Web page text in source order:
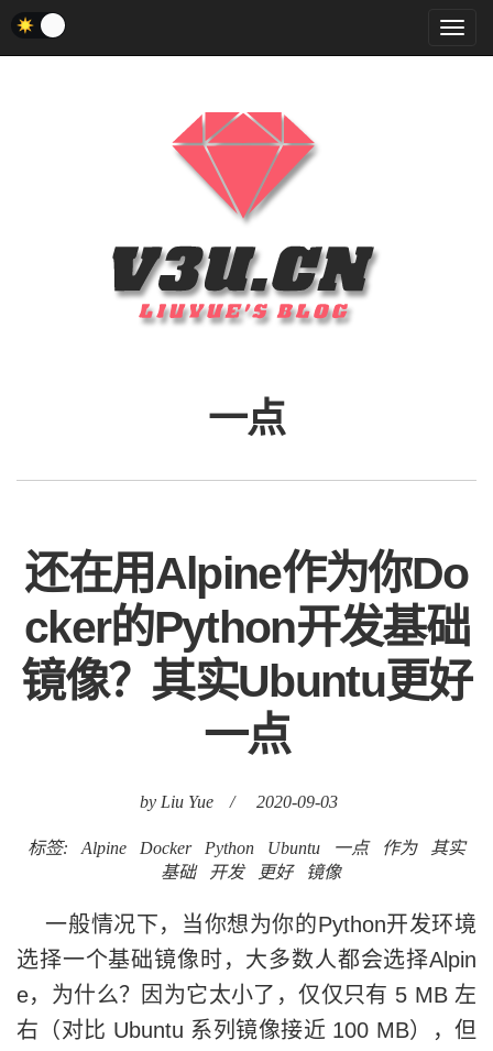
菜
单
一点
还在用Alpine作为你Do
cker的Python开发基础
镜像？其实Ubuntu更好
一点
by Liu Yue / 2020-09-03
标签: Alpine Docker Python Ubuntu 一点 作为
其实
基础
开发 更好 镜像
一般情况下，当你想为你的Python开发环境
选择一个基础镜像时，大多数人都会选择Alpin
e，为什么？因为它太小了，仅仅只有 5 MB 左
右（对比 Ubuntu 系列镜像接近 100 MB），但